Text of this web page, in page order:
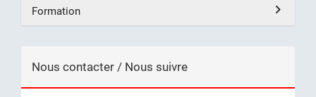
Formation
Nous contacter / Nous suivre